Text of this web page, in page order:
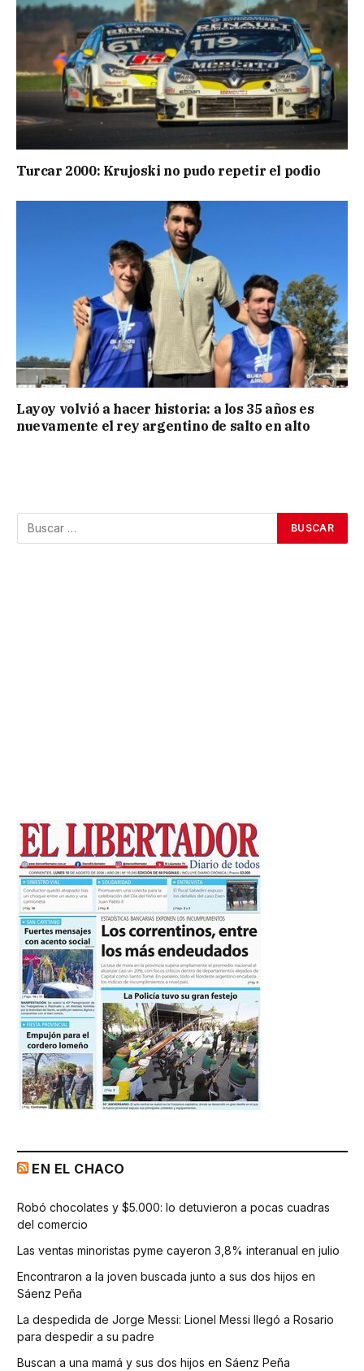
Turcar 2000: Krujoski no pudo repetir el podio
Layoy volvió a hacer historia: a los 35 años es
nuevamente el rey argentino de salto en alto
EN EL CHACO
Robó chocolates y $5.000: lo detuvieron a pocas cuadras
del comercio
Las ventas minoristas pyme cayeron 3,8% interanual en julio
Encontraron a la joven buscada junto a sus dos hijos en
Sáenz Peña
La despedida de Jorge Messi: Lionel Messi llegó a Rosario
para despedir a su padre
Buscan a una mamá y sus dos hijos en Sáenz Peña